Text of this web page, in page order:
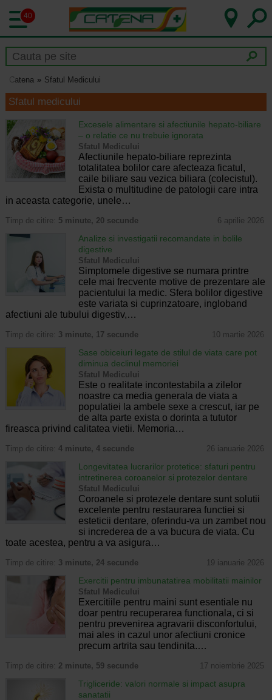
40
Catena Sfatul Medicului
Sfatul medicului
Excesele alimentare si afectiunile hepato-biliare
– o relatie ce nu trebuie ignorata
Sfatul Medicului
Afectiunile hepato-biliare reprezinta
totalitatea bolilor care afecteaza ficatul,
caile biliare sau vezica biliara (colecistul).
Exista o multitudine de patologii care intra
in aceasta categorie, unele…
Timp de citire: 5 minute, 20 secunde 6 aprilie 2026
Analize si investigatii recomandate in bolile
digestive
Sfatul Medicului
Simptomele digestive se numara printre
cele mai frecvente motive de prezentare ale
pacientului la medic. Sfera bolilor digestive
este variata si cuprinzatoare, ingloband
afectiuni ale tubului digestiv,…
Timp de citire: 3 minute, 17 secunde 10 martie 2026
Sase obiceiuri legate de stilul de viata care pot
diminua declinul memoriei
Sfatul Medicului
Este o realitate incontestabila a zilelor
noastre ca media generala de viata a
populatiei la ambele sexe a crescut, iar pe
de alta parte exista o dorinta a tututor
fireasca privind calitatea vietii. Memoria…
Timp de citire: 4 minute, 4 secunde 26 ianuarie 2026
Longevitatea lucrarilor protetice: sfaturi pentru
intretinerea coroanelor si protezelor dentare
Sfatul Medicului
Coroanele si protezele dentare sunt solutii
excelente pentru restaurarea functiei si
esteticii dentare, oferindu-va un zambet nou
si increderea de a va bucura de viata. Cu
toate acestea, pentru a va asigura…
Timp de citire: 3 minute, 24 secunde 19 ianuarie 2026
Exercitii pentru imbunatatirea mobilitatii mainilor
Sfatul Medicului
Exercitiile pentru maini sunt esentiale nu
doar pentru recuperarea functionala, ci si
pentru prevenirea agravarii disconfortului,
mai ales in cazul unor afectiuni cronice
precum artrita sau tendinita.…
Timp de citire: 2 minute, 59 secunde 17 noiembrie 2025
Trigliceride: valori normale si impact asupra
sanatatii